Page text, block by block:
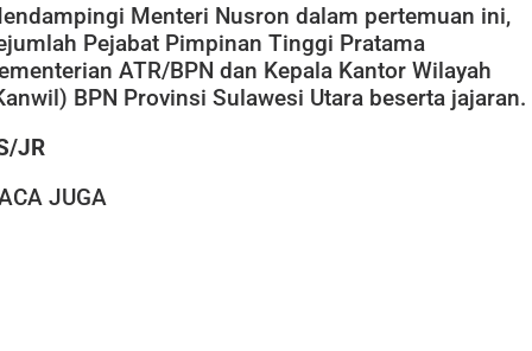
Menteri Nusron dalam pertemuan ini,
Pejabat Pimpinan Tinggi Pratama
ATR/BPN dan Kepala Kantor Wilayah
BPN Provinsi Sulawesi Utara beserta jajaran.
JR
JUGA